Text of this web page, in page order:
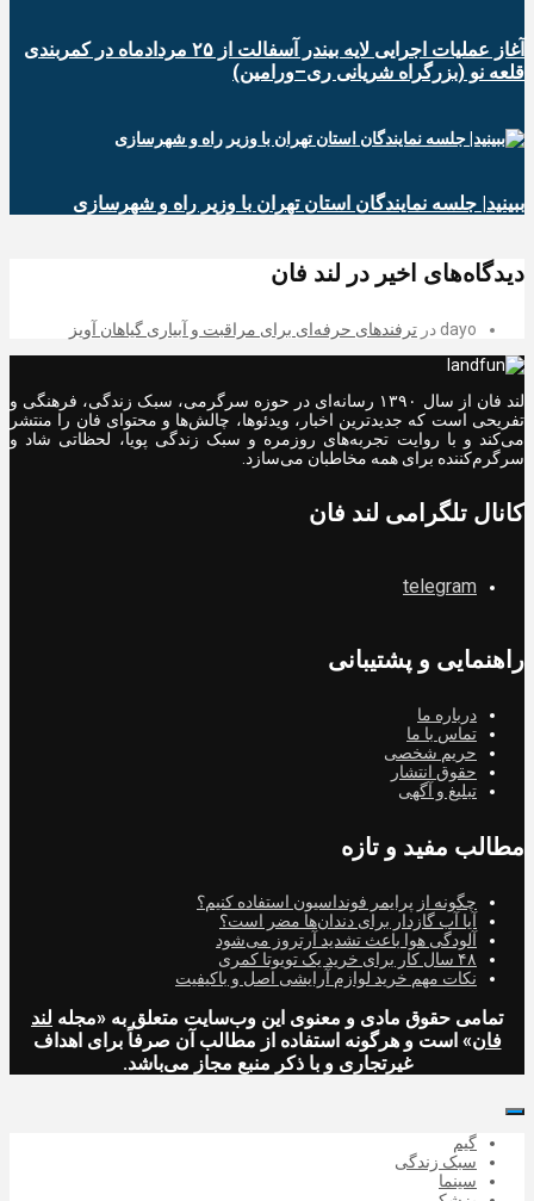
آغاز عملیات اجرایی لایه بیندر آسفالت از ۲۵ مردادماه در کمربندی
قلعه نو (بزرگراه شریانی ری–ورامین)
ببینید| جلسه نمایندگان استان تهران با وزیر راه و شهرسازی
دیدگاه‌های اخیر در لند فان
dayo در ترفندهای حرفه‌ای برای مراقبت و آبیاری گیاهان آویز
لند فان از سال ۱۳۹۰ رسانه‌ای در حوزه سرگرمی، سبک زندگی، فرهنگی و
تفریحی است که جدیدترین اخبار، ویدئوها، چالش‌ها و محتوای فان را منتشر
می‌کند و با روایت تجربه‌های روزمره و سبک زندگی پویا، لحظاتی شاد و
سرگرم‌کننده برای همه مخاطبان می‌سازد.
کانال تلگرامی لند فان
telegram
راهنمایی و پشتیبانی
درباره ما
تماس با ما
حریم شخصی
حقوق انتشار
تبلیغ و آگهی
مطالب مفید و تازه
چگونه از پرایمر فونداسیون استفاده کنیم؟
آیا آب گازدار برای دندان‌ها مضر است؟
آلودگی هوا باعث تشدید آرتروز می‌شود
۴۸ سال کار برای خرید یک تویوتا کمری
نکات مهم خرید لوازم آرایشی اصل و باکیفیت
تمامی حقوق مادی و معنوی این وب‌سایت متعلق به «مجله لند
فان» است و هرگونه استفاده از مطالب آن صرفاً برای اهداف
غیرتجاری و با ذکر منبع مجاز می‌باشد.
گیم
سبک زندگی
سینما